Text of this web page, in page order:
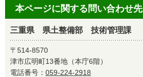
本ページに関する問い合わせ先
三重県 県土整備部 技術管理課
〒514-8570
津市広明町13番地（本庁6階）
電話番号： 059-224-2918